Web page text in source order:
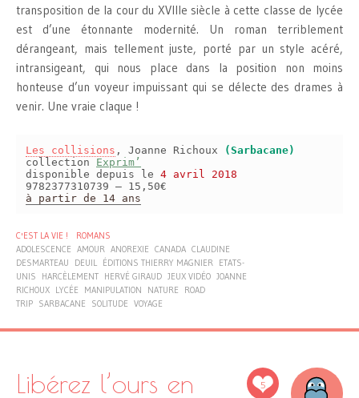
transposition de la cour du XVIIIe siècle à cette classe de lycée
est d’une étonnante modernité. Un roman terriblement
dérangeant, mais tellement juste, porté par un style acéré,
intransigeant, qui nous place dans la position non moins
honteuse d’un voyeur impuissant qui se délecte des drames à
venir. Une vraie claque !
Les collisions , Joanne Richoux
(Sarbacane)
collection Exprim’
disponible depuis le 4 avril 2018
9782377310739 – 15,50€
à partir de 14 ans
C'EST LA VIE !
ROMANS
ADOLESCENCE AMOUR ANOREXIE CANADA CLAUDINE
DESMARTEAU
DEUIL ÉDITIONS THIERRY MAGNIER ETATS-
UNIS
HARCÈLEMENT HERVÉ GIRAUD JEUX VIDÉO JOANNE
RICHOUX LYCÉE MANIPULATION NATURE
ROAD
TRIP SARBACANE SOLITUDE VOYAGE
5
Libérez l’ours en